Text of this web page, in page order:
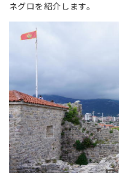
ネグロを紹介します。